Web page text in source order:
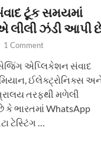
ટૂંક સમયમાં
લીલી ઝંડી આપી
1 Comment
એપ્લિકેશન સંવાદ
ઈલેક્ટ્રોનિક્સ
તરફથી મળેલી
કે ભારતમાં WhatsApp
ટેસ્ટિંગ …